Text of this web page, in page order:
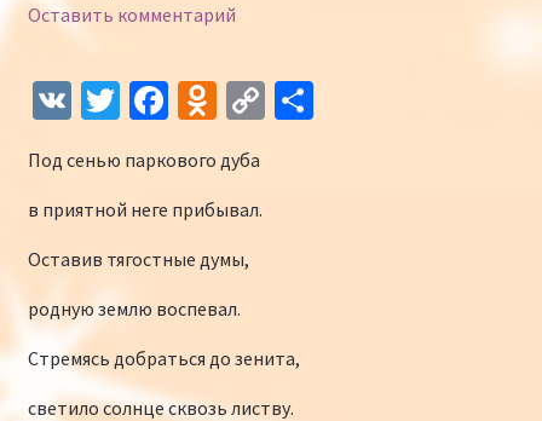
Интернет-конкурс чтецов «Созвучие 2018»
Наши участники и победители
Наши участники 2017
Страничка победителей 2017
Оставить комментарий
V T
tt
er
Fa
b
o
o
k
O
n
o
kl
as
sn
iki
C О
Под сенью паркового дуба
в приятной неге прибывал.
Оставив тягостные думы,
родную землю воспевал.
Стремясь добраться до зенита,
светило солнце сквозь листву.